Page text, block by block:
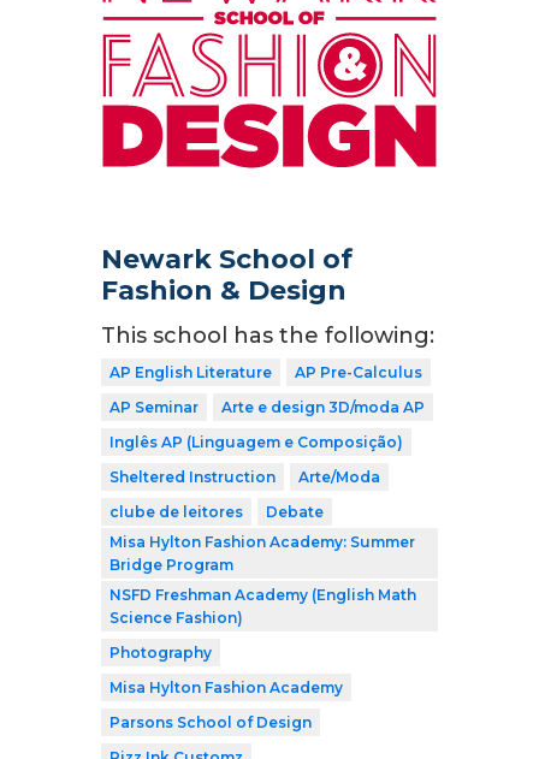
Newark School of
Fashion & Design
This school has the following:
AP English Literature
AP Pre-Calculus
AP Seminar
Arte e design 3D/moda AP
Inglês AP (Linguagem e Composição)
Sheltered Instruction
Arte/Moda
clube de leitores
Debate
Misa Hylton Fashion Academy: Summer
Bridge Program
NSFD Freshman Academy (English Math
Science Fashion)
Photography
Misa Hylton Fashion Academy
Parsons School of Design